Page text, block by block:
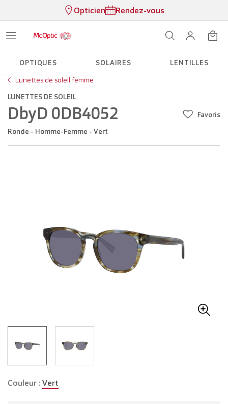
Opticien Rendez-vous
OPTIQUES SOLAIRES
LENTILLES
Lunettes de soleil femme
LUNETTES DE SOLEIL
DbyD 0DB4052
Ronde - Homme-Femme - Vert
Favoris
Couleur :Vert